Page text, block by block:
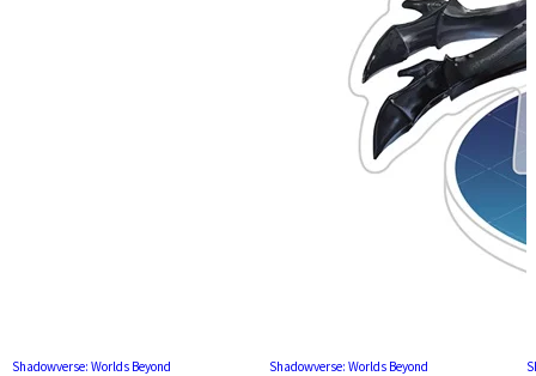
Shadowverse: Worlds Beyond
Shadowverse: Worlds Beyond